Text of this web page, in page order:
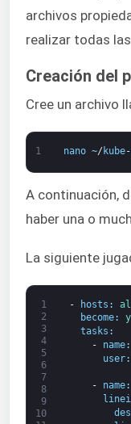
archivos
realizar todas
Creación del
Cree un archivo
1 nano ~/ kube-
A continuación,
haber una o
La siguiente
1
2
3
4
5
6
7
8
9
10
- hosts :
become:
tasks :
-
name:
user:
- name: